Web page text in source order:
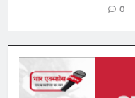
0